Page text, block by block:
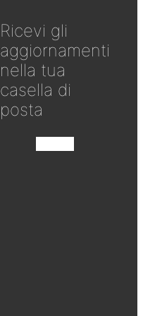
Ricevi gli
aggiornamenti
nella tua
casella di
posta